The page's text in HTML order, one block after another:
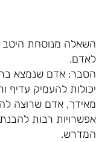
השאלה מנוסחת
לאדם.
הסבר: אדם שנמצא
יכולות להעמיק עדיף
מאידך, אדם שרוצה
אפשרויות רבות
המדרש.